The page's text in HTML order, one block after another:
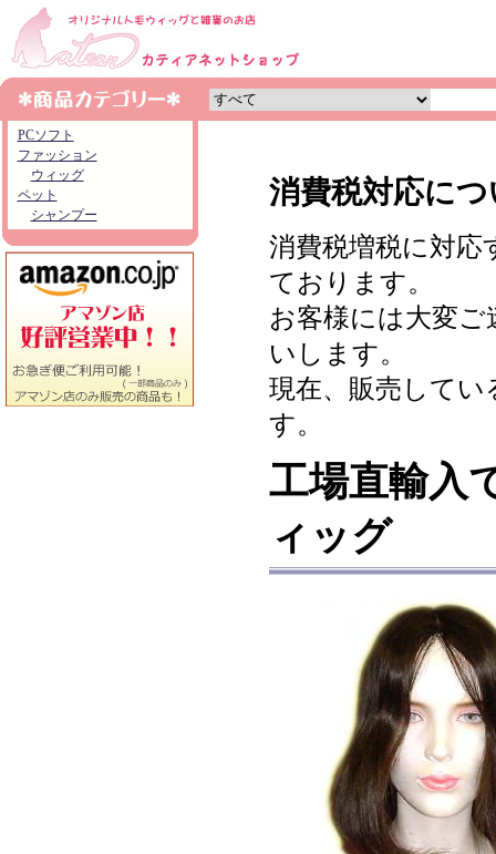
PCソフト
ファッション
ウィッグ
ペット
シャンプー
消費税対応に
消費税増税に対応
ております。
お客様には大変
いします。
現在、販売して
す。
工場直輸入
ィッグ